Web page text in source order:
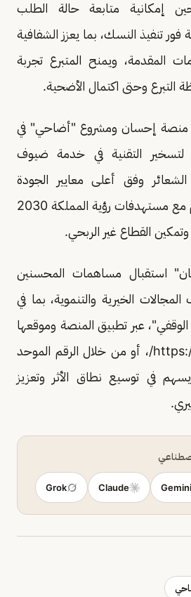
إمكانية متابعة حالة الطلب
تنفيذ النسك، بما يعزز الشفافية
المقدمة، ويمنح المتبرع تجربة
التبرع وحتى اكتمال الأضحية.
منصة إحسان ومشروع "أضاحي" في
لتسخير التقنية في خدمة ضيوف
الشعائر وفق أعلى معايير الجودة
والموثوقية، بما ينسجم مع مستهدفات رؤية المملكة 2030
القطاع غير الربحي.
استقبال مساهمات المحسنين
الخيرية والتنموية، بما في
عبر تطبيق المنصة وموقعها
الإلكتروني: https://ehsan.sa/، أو من خلال الرقم الموحد
بما يسهم في توسيع نطاق الأثر وتعزيز
Gemini
Claude
Grok